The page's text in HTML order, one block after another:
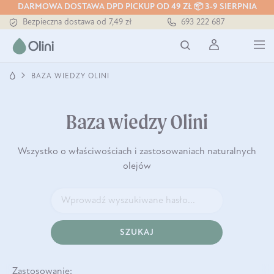
DARMOWA DOSTAWA DPD PICKUP OD 49 ZŁ 📦 3-9 SIERPNIA
Bezpieczna dostawa od 7,49 zł
Darmowa dostawa od 199 zł
Tłoczony zawsze na zimno
693 222 687
BAZA WIEDZY OLINI
Baza wiedzy Olini
Wszystko o właściwościach i zastosowaniach naturalnych
olejów
SZUKAJ
Zastosowanie: